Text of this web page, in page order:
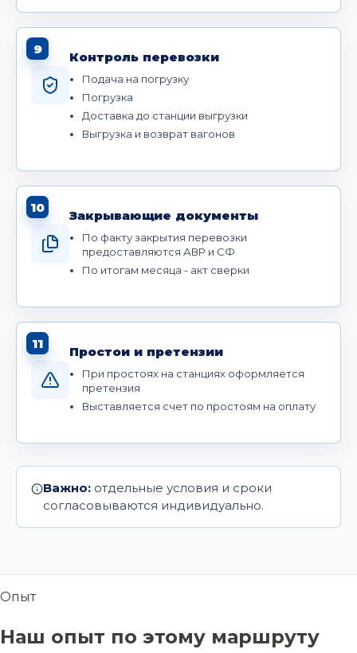
9
Контроль перевозки
Подача на погрузку
Погрузка
Доставка до станции выгрузки
Выгрузка и возврат вагонов
10
Закрывающие документы
По факту закрытия перевозки
предоставляются АВР и СФ
По итогам месяца - акт сверки
11
Простои и претензии
При простоях на станциях оформляется
претензия
Выставляется счет по простоям на оплату
Важно: отдельные условия и сроки
согласовываются индивидуально.
Опыт
Наш опыт по этому маршруту